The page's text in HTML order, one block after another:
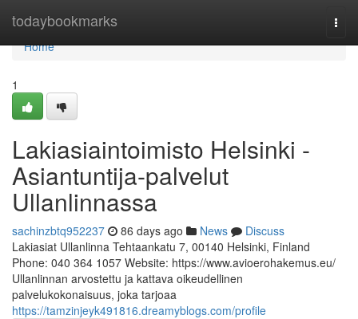
todaybookmarks
Home
Home
1
Lakiasiaintoimisto Helsinki -
Asiantuntija-palvelut
Ullanlinnassa
sachinzbtq952237 86 days ago News
Discuss
Lakiasiat Ullanlinna Tehtaankatu 7, 00140 Helsinki, Finland
Phone: 040 364 1057 Website: https://www.avioerohakemus.eu/
Ullanlinnan arvostettu ja kattava oikeudellinen
palvelukokonaisuus, joka tarjoaa
https://tamzinjeyk491816.dreamyblogs.com/profile